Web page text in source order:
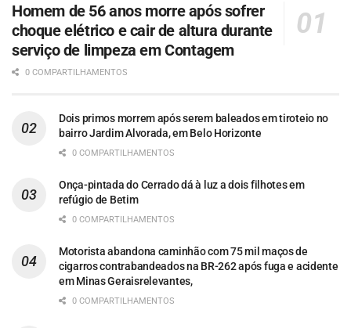
Homem de 56 anos morre após sofrer
choque elétrico e cair de altura durante
serviço de limpeza em Contagem
0 COMPARTILHAMENTOS
Dois primos morrem após serem baleados em tiroteio no
bairro Jardim Alvorada, em Belo Horizonte
0 COMPARTILHAMENTOS
Onça-pintada do Cerrado dá à luz a dois filhotes em
refúgio de Betim
0 COMPARTILHAMENTOS
Motorista abandona caminhão com 75 mil maços de
cigarros contrabandeados na BR-262 após fuga e acidente
em Minas Geraisrelevantes,
0 COMPARTILHAMENTOS